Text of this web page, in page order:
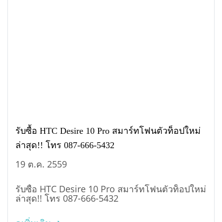
รับซื้อ HTC Desire 10 Pro สมาร์ทโฟนตัวท็อปใหม่
ล่าสุด!! โทร 087-666-5432
19 ต.ค. 2559
รับซื้อ HTC Desire 10 Pro สมาร์ทโฟนตัวท็อปใหม่
ล่าสุด!! โทร 087-666-5432